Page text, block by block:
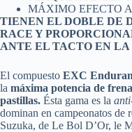
MÁXIMO EFECTO
TIENEN EL DOBLE DE
RACE Y
ANTE EL TACTO EN
El compuesto EXC
la máxima potencia de
pastillas. Ésta gama es la
dominan en campeonatos de
Suzuka, de Le Bol D’Or, le